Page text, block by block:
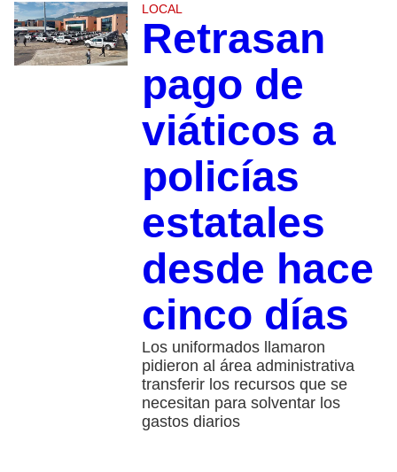
LOCAL
Retrasan
pago de
viáticos a
policías
estatales
desde hace
cinco días
Los uniformados llamaron
pidieron al área administrativa
transferir los recursos que se
necesitan para solventar los
gastos diarios